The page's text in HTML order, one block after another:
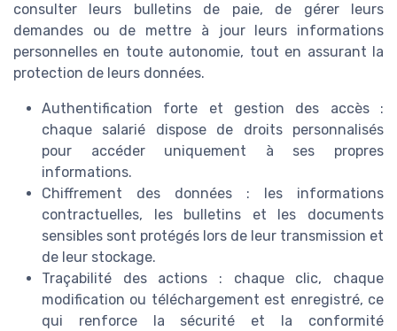
consulter leurs bulletins de paie, de gérer leurs
demandes ou de mettre à jour leurs informations
personnelles en toute autonomie, tout en assurant la
protection de leurs données.
Authentification forte et gestion des accès :
chaque salarié dispose de droits personnalisés
pour accéder uniquement à ses propres
informations.
Chiffrement des données : les informations
contractuelles, les bulletins et les documents
sensibles sont protégés lors de leur transmission et
de leur stockage.
Traçabilité des actions : chaque clic, chaque
modification ou téléchargement est enregistré, ce
qui renforce la sécurité et la conformité